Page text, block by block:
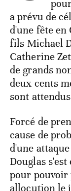
a prévu de
d'une fête
fils Michael
Catherine
de grands
deux cents
sont
Forcé de
cause de
d'une
Douglas
pour pouvoir
allocution le